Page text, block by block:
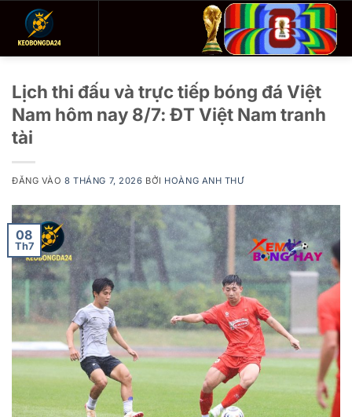
Lịch thi đấu và trực tiếp bóng đá Việt
Nam hôm nay 8/7: ĐT Việt Nam tranh
tài
ĐĂNG VÀO8 THÁNG 7, 2026 BỞI HOÀNG ANH THƯ
08
Th7